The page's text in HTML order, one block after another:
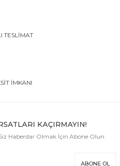
TESLİMAT
İMKANI
KAÇIRMAYIN!
Haberdar Olmak İçin Abone Olun:
ABONE OL